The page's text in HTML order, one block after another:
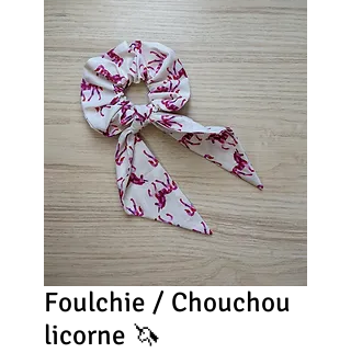
Foulchie / Chouchou
licorne 🦄